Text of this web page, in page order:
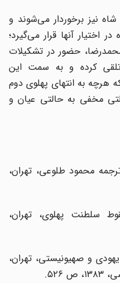
نیز برخوردار می‌شوند و
آنها قرار می‌گیرد؛
حضور در تشکیلات
کرده و به سمت این
به انتهای پهلوی دوم
مخفی به حالتی عیان و
محمود طلوعی، تهران،
پهلوی، تهران،
و صهیونیستی، تهران،